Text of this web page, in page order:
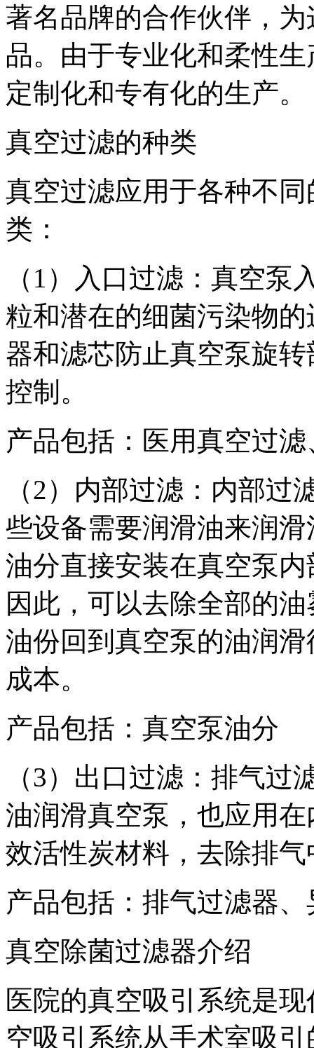
著名品牌的合作伙伴，
品。由于专业化和柔性
定制化和专有化的生产。
真空过滤的种类
真空过滤应用于各种不
类：
（1）入口过滤：真空
粒和潜在的细菌污染物
器和滤芯防止真空泵旋
控制。
产品包括：医用真空过
（2）内部过滤：内部
些设备需要润滑油来润
油分直接安装在真空泵
因此，可以去除全部的
油份回到真空泵的油润
成本。
产品包括：真空泵油分
（3）出口过滤：排气
油润滑真空泵，也应用
效活性炭材料，去除排
产品包括：排气过滤器
真空除菌过滤器介绍
医院的真空吸引系统是
空吸引系统从手术室吸